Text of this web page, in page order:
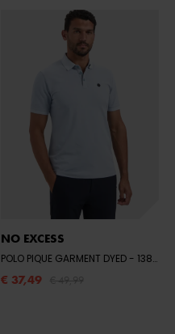
- 078 NIGHT
NO EXCESS
POLO PIQUE GARMENT DYED - 138 DUSTY BLUE
€ 37,49